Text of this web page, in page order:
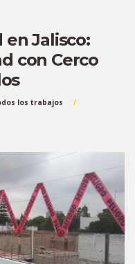
en Jalisco:
con Cerco
los trabajos